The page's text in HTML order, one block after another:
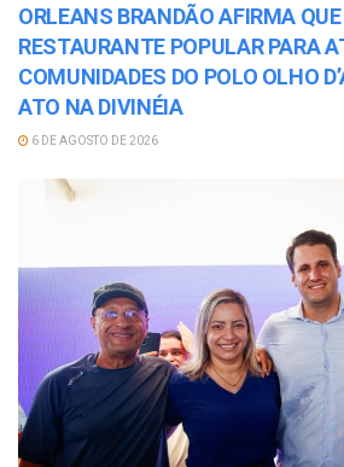
ORLEANS BRANDÃO AFIRMA
RESTAURANTE POPULAR PARA
COMUNIDADES DO POLO OLHO
ATO NA DIVINÉIA
6 DE AGOSTO DE 2026